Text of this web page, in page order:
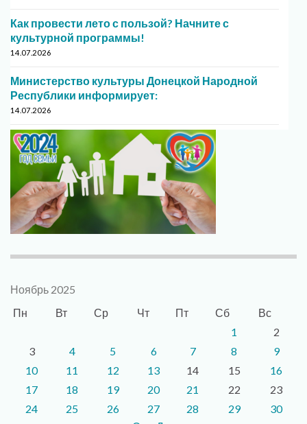
Как провести лето с пользой? Начните с
культурной программы!
14.07.2026
Министерство культуры Донецкой Народной
Республики информирует:
14.07.2026
Ноябрь 2025
Пн
Вт Ср Чт Пт Сб
Вс
1
2
3
4 5 6 7 8
9
10
11 12 13 14 15
16
17
18 19 20 21 22
23
24
25 26 27 28 29
30